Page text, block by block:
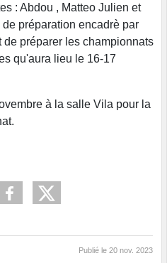
: Abdou , Matteo Julien et
préparation encadrè par
préparer les championnats
qu'aura lieu le 16-17
à la salle Vila pour la
Publié le 20 nov. 2023